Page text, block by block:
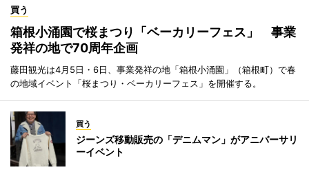
買う
箱根小涌園で桜まつり「ベーカリーフェス」 事業
発祥の地で70周年企画
藤田観光は4月5日・6日、事業発祥の地「箱根小涌園」（箱根町）で春
の地域イベント「桜まつり・ベーカリーフェス」を開催する。
買う
ジーンズ移動販売の「デニムマン」がアニバーサリ
ーイベント